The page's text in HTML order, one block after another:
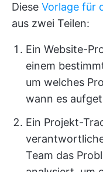
Diese Vorlage für
aus zwei Teilen:
Ein Website-
einem
um welches
wann es
Ein Projekt-
Team das